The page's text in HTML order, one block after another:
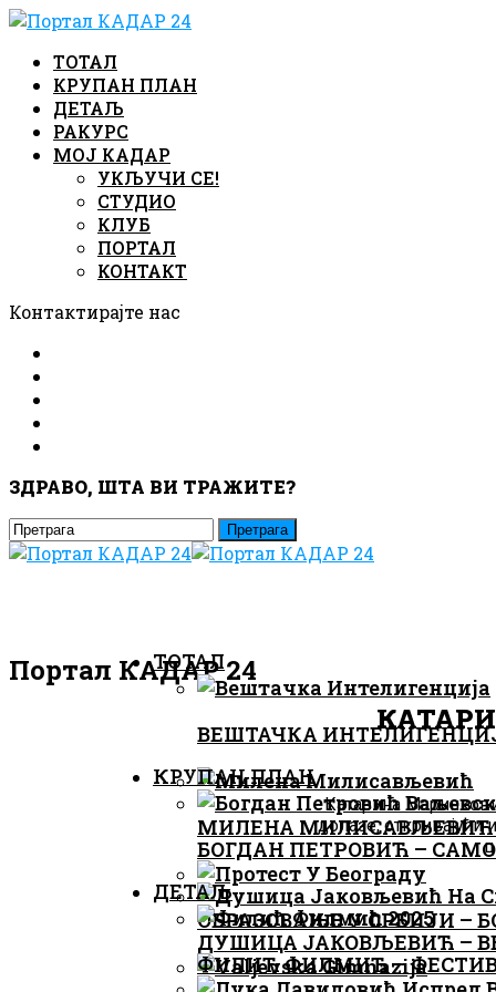
ТОТАЛ
КРУПАН ПЛАН
ДЕТАЉ
РАКУРС
МОЈ КАДАР
УКЉУЧИ СЕ!
СТУДИО
КЛУБ
ПОРТАЛ
КОНТАКТ
Контактирајте нас
ЗДРАВО, ШТА ВИ ТРАЖИТЕ?
Портал КАДАР 24
ТОТАЛ
ВЕШТАЧКА
МИЛЕНА МИЛИСАВЉЕВИЋ
ОБРАЗОВАЊЕ У СРБИЈИ –
КРУПАН ПЛАН
БОГДАН ПЕТРОВИЋ –
ДУШИЦА ЈАКОВЉЕВИЋ –
ДЕТАЉ
ФИЛИЋ ФИЛМИЋ –
Катарина
долазе,